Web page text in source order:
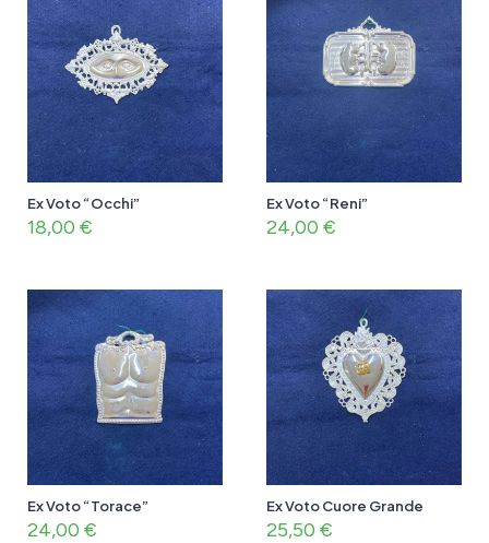
Ex Voto “Occhi”
18,00 €
Ex Voto “Reni”
24,00 €
Ex Voto “Torace”
24,00 €
Ex Voto Cuore Grande
25,50 €